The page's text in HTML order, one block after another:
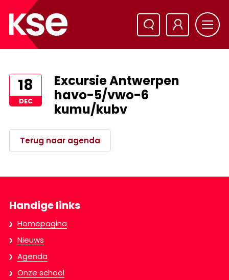
18
DEC
Excursie Antwerpen
havo-5/vwo-6
kumu/kubv
Terug naar agenda
Handige links
Homepagina
Nieuws
Agenda
Onze school